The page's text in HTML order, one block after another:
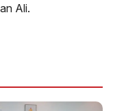
Ali.